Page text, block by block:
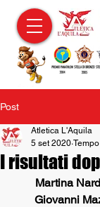
Post
I risultati
Atletica L'Aquila
5 set 2020
Martina
Giovanni